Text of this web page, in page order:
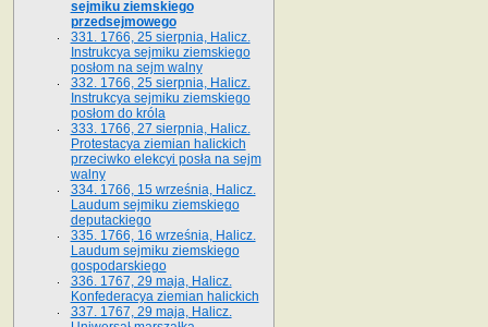
sejmiku ziemskiego
przedsejmowego
331. 1766, 25 sierpnia, Halicz.
Instrukcya sejmiku ziemskiego
posłom na sejm walny
332. 1766, 25 sierpnia, Halicz.
Instrukcya sejmiku ziemskiego
posłom do króla
333. 1766, 27 sierpnia, Halicz.
Protestacya ziemian halickich
przeciwko elekcyi posła na sejm
walny
334. 1766, 15 września, Halicz.
Laudum sejmiku ziemskiego
deputackiego
335. 1766, 16 września, Halicz.
Laudum sejmiku ziemskiego
gospodarskiego
336. 1767, 29 maja, Halicz.
Konfederacya ziemian halickich
337. 1767, 29 maja, Halicz.